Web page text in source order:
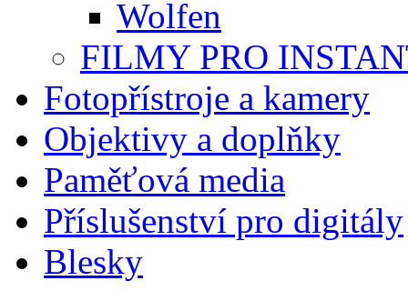
Wolfen
FILMY PRO
Fotopřístroje a kamery
Objektivy a doplňky
Paměťová media
Příslušenství pro digitály
Blesky